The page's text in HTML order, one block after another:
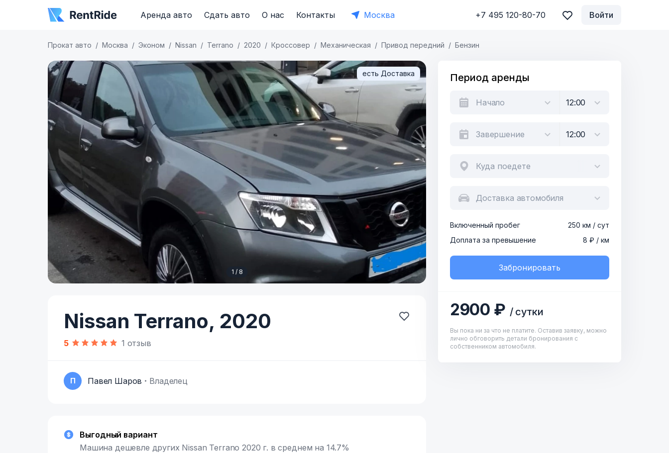
Аренда авто Сдать авто О нас Контакты Москва +7 495 120-80-70 Войти
Прокат авто Москва Эконом Nissan Terrano 2020 Кроссовер Механическая Привод передний Бензин
1 / 8
есть Доставка
Nissan Terrano, 2020
5 1 отзыв
П Павел Шаров Владелец
Выгодный вариант
Машина дешевле других Nissan Terrano 2020 г. в среднем на 14.7%
Период аренды
Куда поедете
Доставка автомобиля
Включенный пробег
250 км / сут
Доплата за превышение
8 ₽ / км
Забронировать
2900 ₽ / сутки
Вы пока ни за что не платите. Оставив заявку, можно
лично обговорить детали бронирования с
собственником автомобиля.